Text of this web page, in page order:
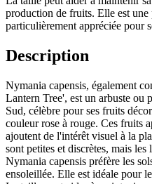
production de fruits. Elle est une
particulièrement appréciée pour
Description
Nymania capensis, également
Lantern Tree', est un arbuste
Sud, célèbre pour ses fruits
couleur rose à rouge. Ces fruits
ajoutent de l'intérêt visuel à la
sont petites et discrètes, mais les
Nymania capensis préfère les
ensoleillée. Elle est idéale pour